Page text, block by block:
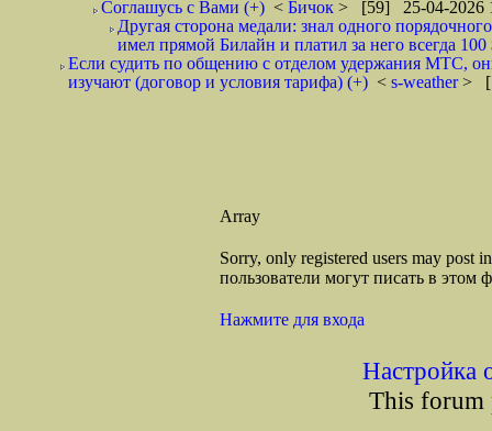
Соглашусь с Вами (+) < Бичок > [59] 25-04-2026
Другая сторона медали: знал одного
имел прямой Билайн и платил за него всегда
Если судить по общению с отделом удержания МТС,
изучают (договор и условия тарифа) (+) < s-weather>
Array
Sorry, only registered users may post
пользователи могут писать в этом
Нажмите для входа
Настройка
This